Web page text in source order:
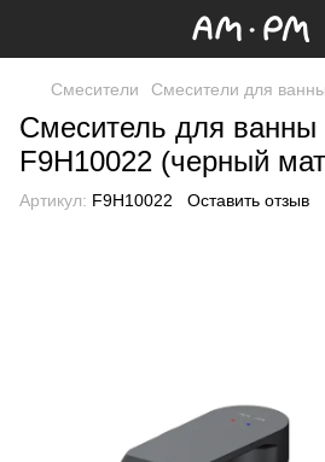
Смесители Смесители для ванны
Смеситель для ванны
F9H10022 (черный
Артикул: F9H10022 Оставить отзыв